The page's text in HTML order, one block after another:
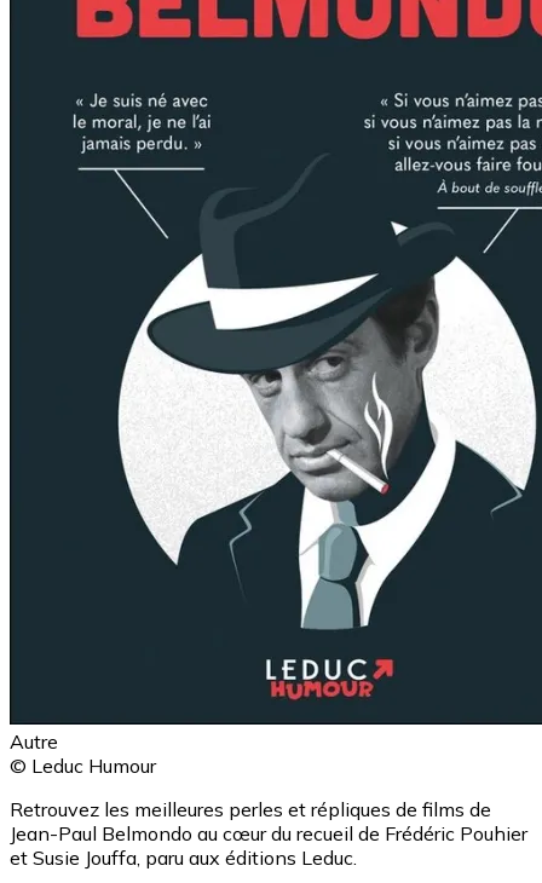
Autre
© Leduc Humour
Retrouvez les meilleures perles et répliques de films de
Jean-Paul Belmondo au cœur du recueil de Frédéric Pouhier
et Susie Jouffa, paru aux éditions Leduc.